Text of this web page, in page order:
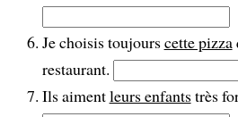
Je choisis toujourscette pizza
restaurant.
Ils aimentleurs enfantstrès